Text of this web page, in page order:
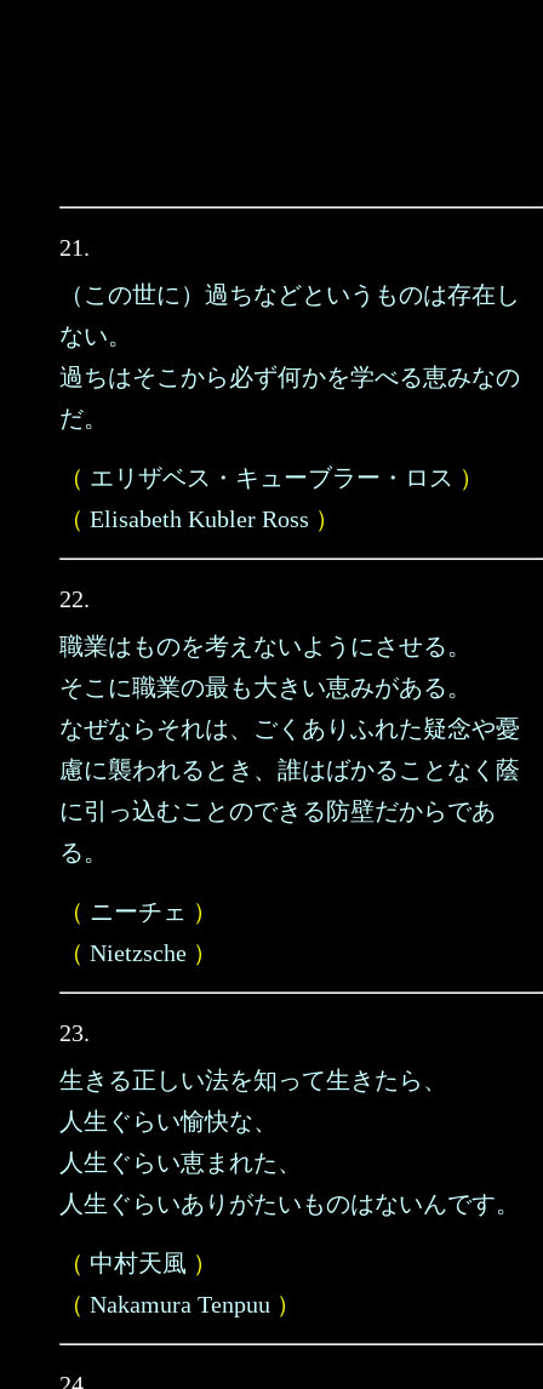
21.
（この世に）過ちなどというものは存在し
ない。
過ちはそこから必ず何かを学べる恵みなの
だ。
（ エリザベス・キューブラー・ロス ）
（ Elisabeth Kubler Ross ）
22.
職業はものを考えないようにさせる。
そこに職業の最も大きい恵みがある。
なぜならそれは、ごくありふれた疑念や憂
慮に襲われるとき、誰はばかることなく蔭
に引っ込むことのできる防壁だからであ
る。
（ ニーチェ ）
（ Nietzsche ）
23.
生きる正しい法を知って生きたら、
人生ぐらい愉快な、
人生ぐらい恵まれた、
人生ぐらいありがたいものはないんです。
（ 中村天風 ）
（ Nakamura Tenpuu ）